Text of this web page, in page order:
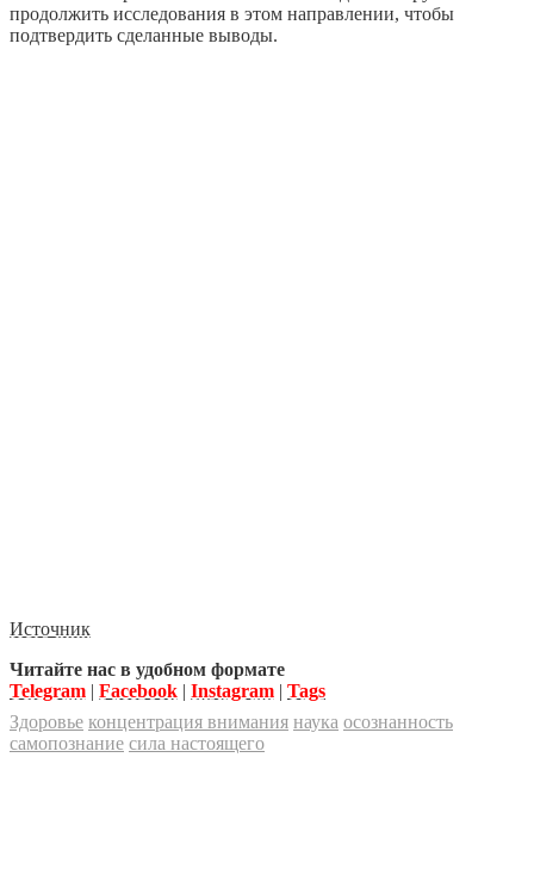
продолжить исследования в этом направлении, чтобы
подтвердить сделанные выводы.
Источник
Читайте нас в удобном формате
Telegram | Facebook | Instagram | Tags
Здоровье концентрация внимания наука осознанность
самопознание сила настоящего